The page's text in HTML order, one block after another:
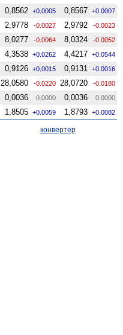
0,8562 +0.0005 0,8567 +0.0007
2,9778 -0.0027 2,9792 -0.0023
8,0277 -0.0064 8,0324 -0.0052
4,3538 +0.0262 4,4217 +0.0544
0,9126 +0.0015 0,9131 +0.0016
28,0580 -0.0220 28,0720 -0.0180
0,0036 0.0000 0,0036 0.0000
1,8505 +0.0059 1,8793 +0.0082
конвертер